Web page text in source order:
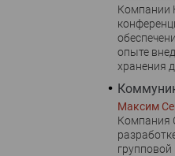
Компании
опыте
хранения
Максим
Компания